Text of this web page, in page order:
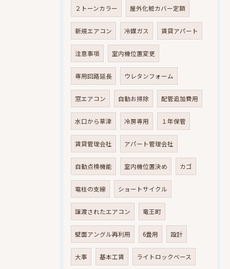
２トーンカラー 屋外化粧カバー定額
新規エアコン 冷媒ガス 賃貸アパート
注意事項 室内機位置変更
専用回路延長 ウレタンフォーム
窓エアコン 自動お掃除 配管追加費用
水口から草津 冷房専用 １年保管
賃貸管理会社 アパート管理会社
自動点検機能 室内機位置決め カゴ
電柱の支線 ショートサイクル
譲渡されたエアコン 竜王町
壁面アングル再利用 6畳用 設計
大事 基本工賃 ライトロックベース